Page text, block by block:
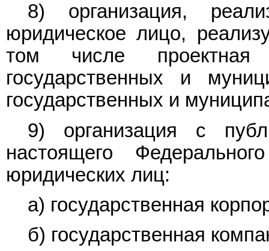
8) организация,
юридическое лицо,
том числе проектная
государственных и
государственных и
9) организация с
настоящего
юридических лиц:
а) государственная
б) государственная